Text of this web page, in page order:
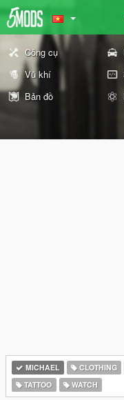
Công cụ
Vũ khí
Bản đồ
MICHAEL CLOTHING
TATTOO
WATCH